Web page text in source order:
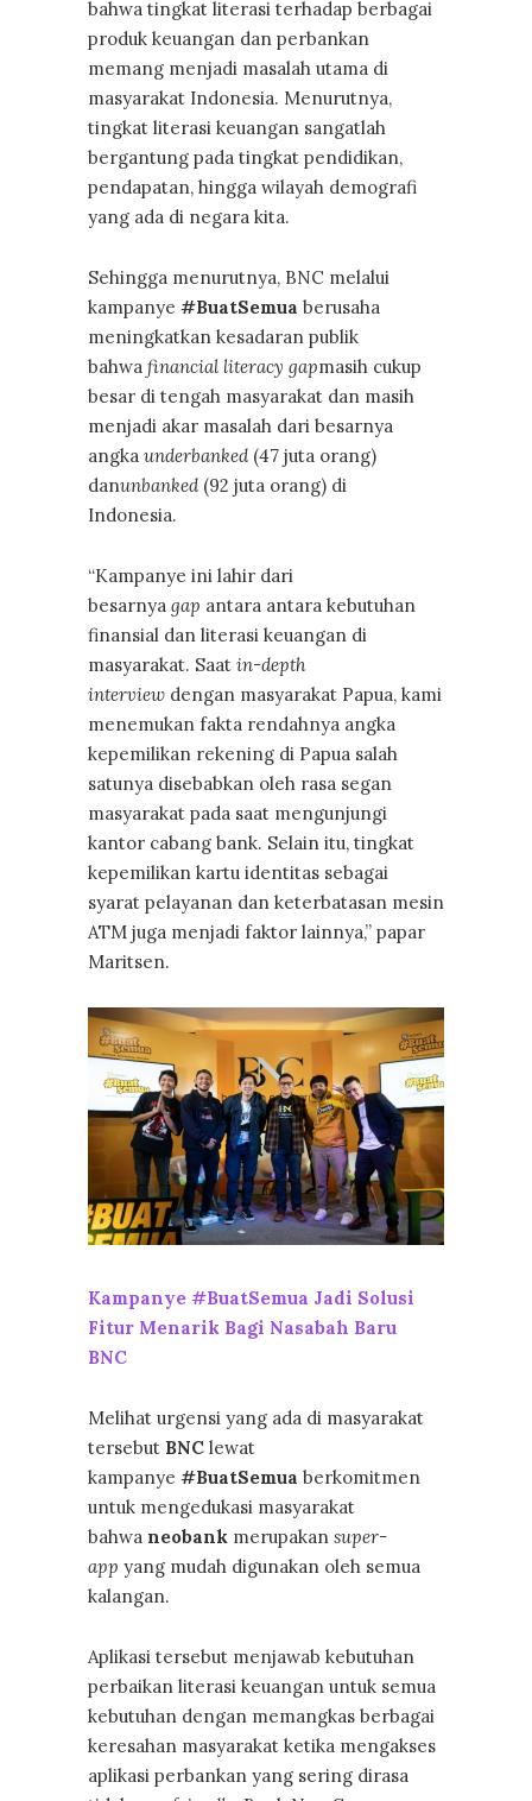
bahwa tingkat literasi terhadap berbagai
produk keuangan dan perbankan
memang menjadi masalah utama di
masyarakat Indonesia. Menurutnya,
tingkat literasi keuangan sangatlah
bergantung pada tingkat pendidikan,
pendapatan, hingga wilayah demografi
yang ada di negara kita.
Sehingga menurutnya, BNC melalui
kampanye #BuatSemua berusaha
meningkatkan kesadaran publik
bahwa financial literacy gapmasih cukup
besar di tengah masyarakat dan masih
menjadi akar masalah dari besarnya
angka underbanked(47 juta orang)
danunbanked(92 juta orang) di
Indonesia.
“Kampanye ini lahir dari
besarnya gap antara antara kebutuhan
finansial dan literasi keuangan di
masyarakat. Saat in-depth
interview dengan masyarakat Papua, kami
menemukan fakta rendahnya angka
kepemilikan rekening di Papua salah
satunya disebabkan oleh rasa segan
masyarakat pada saat mengunjungi
kantor cabang bank. Selain itu, tingkat
kepemilikan kartu identitas sebagai
syarat pelayanan dan keterbatasan mesin
ATM juga menjadi faktor lainnya,” papar
Maritsen.
Kampanye #BuatSemua Jadi Solusi
Fitur Menarik Bagi Nasabah Baru
BNC
Melihat urgensi yang ada di masyarakat
tersebut BNC lewat
kampanye #BuatSemua berkomitmen
untuk mengedukasi masyarakat
bahwa neobank merupakan super-
app yang mudah digunakan oleh semua
kalangan.
Aplikasi tersebut menjawab kebutuhan
perbaikan literasi keuangan untuk semua
kebutuhan dengan memangkas berbagai
keresahan masyarakat ketika mengakses
aplikasi perbankan yang sering dirasa